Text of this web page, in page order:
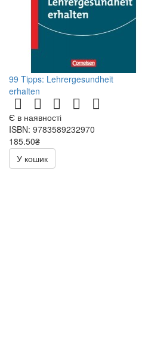
99 Tipps: Lehrergesundheit
erhalten
Є в наявності
ISBN: 9783589232970
185.50₴
371.00₴
У кошик